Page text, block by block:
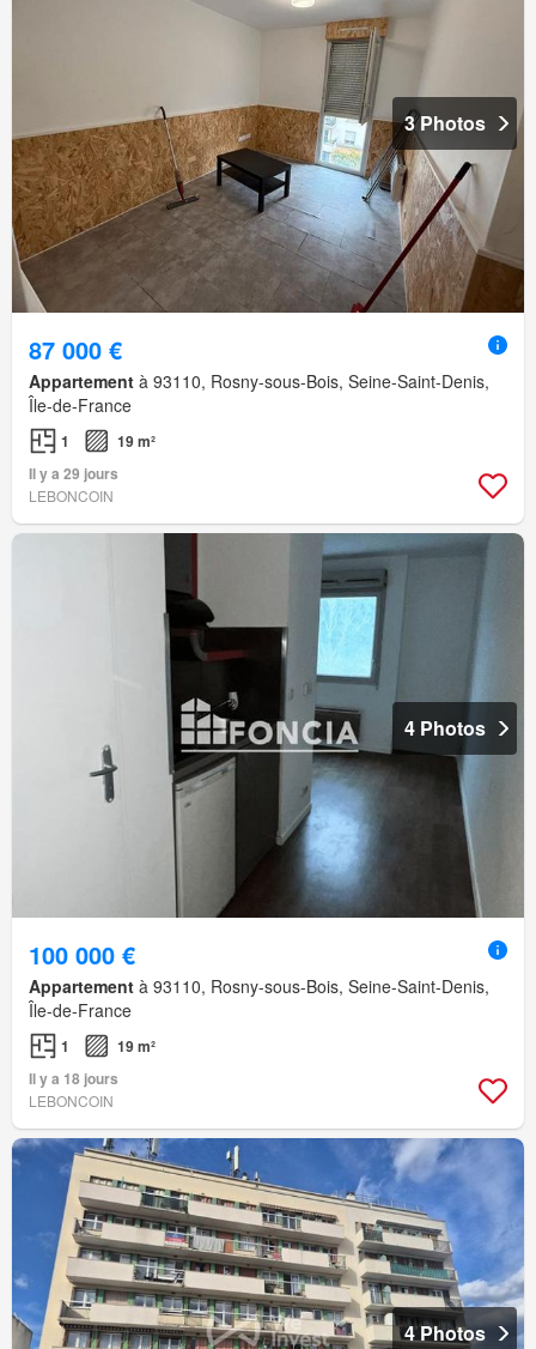
3 Photos
87 000 €
Appartement à 93110, Rosny-sous-Bois, Seine-Saint-Denis,
Île-de-France
1
19 m²
Il y a 29 jours
LEBONCOIN
4 Photos
100 000 €
Appartement à 93110, Rosny-sous-Bois, Seine-Saint-Denis,
Île-de-France
1
19 m²
Il y a 18 jours
LEBONCOIN
4 Photos